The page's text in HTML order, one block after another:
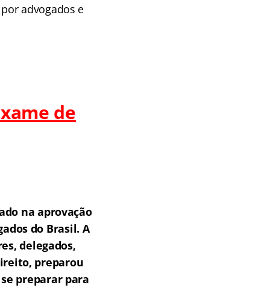
advogados e
de
na aprovação
do Brasil. A
delegados,
preparou
preparar para